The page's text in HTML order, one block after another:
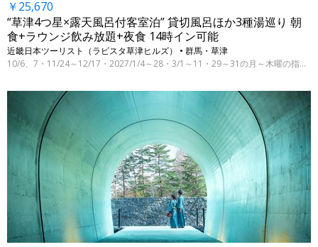
￥25,670
“草津4つ星×露天風呂付客室泊” 貸切風呂ほか3種湯巡り 朝
食+ラウンジ飲み放題+夜食 14時イン可能
近畿日本ツーリスト（ラビスタ草津ヒルズ） • 群馬・草津
10/6、7・11/24～12/17・2027/1/4～28・3/1～11・29～31の月～木曜の指定日